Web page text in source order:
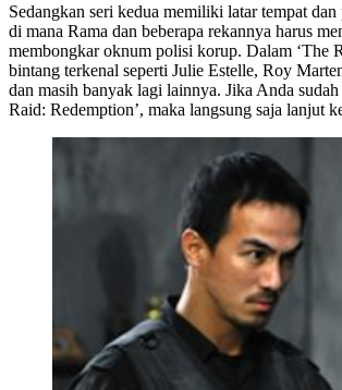
Sedangkan seri kedua memiliki latar tempat
di mana Rama dan beberapa rekannya harus
membongkar oknum polisi korup. Dalam ‘The
bintang terkenal seperti Julie Estelle, Roy
dan masih banyak lagi lainnya. Jika Anda
Raid: Redemption’, maka langsung saja lanjut